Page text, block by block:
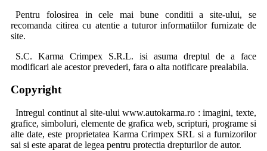
Pentru folosirea in cele mai bune conditii a site-ului, se
recomanda citirea cu atentie a tuturor informatiilor furnizate de
site.
S.C. Karma Crimpex S.R.L. isi asuma dreptul de a face
modificari ale acestor prevederi, fara o alta notificare prealabila.
Copyright
Intregul continut al site-ului www.autokarma.ro : imagini, texte,
grafice, simboluri, elemente de grafica web, scripturi, programe si
alte date, este proprietatea Karma Crimpex SRL si a furnizorilor
sai si este aparat de legea pentru protectia drepturilor de autor.